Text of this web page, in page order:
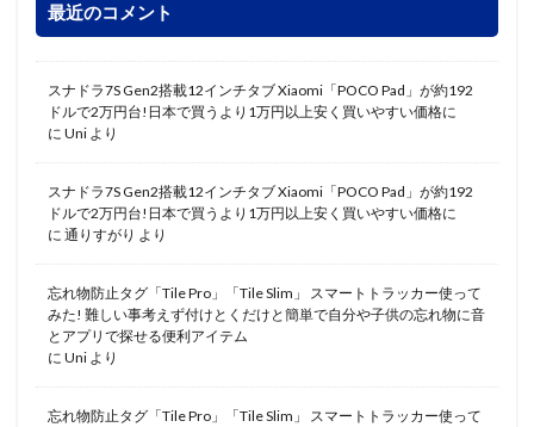
最近のコメント
スナドラ7S Gen2搭載12インチタブ Xiaomi「POCO Pad」が約192
ドルで2万円台!日本で買うより1万円以上安く買いやすい価格に
に Uni より
スナドラ7S Gen2搭載12インチタブ Xiaomi「POCO Pad」が約192
ドルで2万円台!日本で買うより1万円以上安く買いやすい価格に
に 通りすがり より
忘れ物防止タグ「Tile Pro」「Tile Slim」 スマートトラッカー使って
みた! 難しい事考えず付けとくだけと簡単で自分や子供の忘れ物に音
とアプリで探せる便利アイテム
に Uni より
忘れ物防止タグ「Tile Pro」「Tile Slim」 スマートトラッカー使って